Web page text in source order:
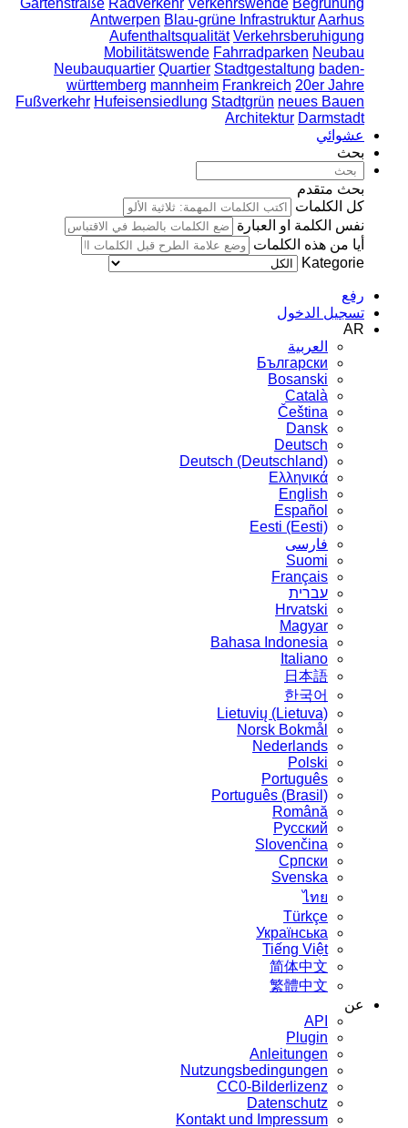
Gartenstraße Radverkehr Verkehrswende Begrünung
Antwerpen Blau-grüne InfrastrukturAarhus
Aufenthaltsqualität Verkehrsberuhigung
Mobilitätswende Fahrradparken Neubau
Neubauquartier Quartier Stadtgestaltung baden-
württemberg mannheim Frankreich 20er Jahre
Fußverkehr Hufeisensiedlung Stadtgrün neues Bauen
Architektur Darmstadt
عشوائي
بحث
بحث متقدم
كل الكلمات
نفس الكلمة او العبارة
أيا من هذه الكلمات
Kategorie
رفع
تسجيل الدخول
AR
العربية
Български
Bosanski
Сatalà
Čeština
Dansk
Deutsch
Deutsch (Deutschland)
Ελληνικά
English
Español
Eesti (Eesti)
فارسی
Suomi
Français
עברית
Hrvatski
Magyar
Bahasa Indonesia
Italiano
日本語
한국어
Lietuvių (Lietuva)
‪Norsk Bokmål‬
Nederlands
Polski
Português
Português (Brasil)
Română
Русский
Slovenčina
Српски
Svenska
ไทย
Türkçe
Українська
Tiếng Việt
简体中文
繁體中文
عن
API
Plugin
Anleitungen
Nutzungsbedingungen
CC0-Bilderlizenz
Datenschutz
Kontakt und Impressum